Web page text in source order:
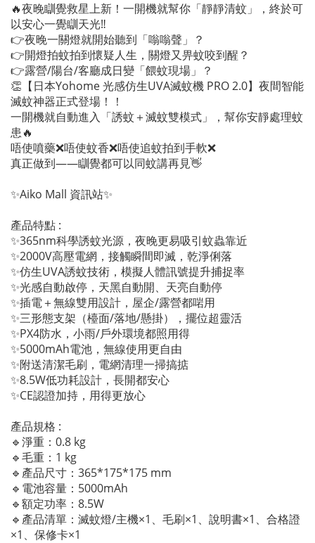
🔥夜晚瞓覺救星上新！一開機就幫你「靜靜清蚊」，終於可
以安心一覺瞓天光‼️
👉夜晚一關燈就開始聽到「嗡嗡聲」？
👉開燈拍蚊拍到懷疑人生，關燈又畀蚊咬到醒？
👉露營/陽台/客廳成日變「餵蚊現場」？
👏【日本Yohome 光感仿生UVA滅蚊機 PRO 2.0】夜間智能
滅蚊神器正式登場！！
一開機就自動進入「誘蚊＋滅蚊雙模式」，幫你安靜處理蚊
患🔥
唔使噴藥❌唔使蚊香❌唔使追蚊拍到手軟❌
真正做到——瞓覺都可以同蚊講再見👋
✨Aiko Mall 資訊站✨
產品特點 :
✨365nm科學誘蚊光源，夜晚更易吸引蚊蟲靠近
✨2000V高壓電網，接觸瞬間即滅，乾淨俐落
✨仿生UVA誘蚊技術，模擬人體訊號提升捕捉率
✨光感自動啟停，天黑自動開、天亮自動停
✨插電＋無線雙用設計，屋企/露營都啱用
✨三形態支架（檯面/落地/懸掛），擺位超靈活
✨PX4防水，小雨/戶外環境都照用得
✨5000mAh電池，無線使用更自由
✨附送清潔毛刷，電網清理一掃搞掂
✨8.5W低功耗設計，長開都安心
✨CE認證加持，用得更放心
產品規格 :
🔹淨重：0.8 kg
🔹毛重：1 kg
🔹產品尺寸：365*175*175 mm
🔹電池容量：5000mAh
🔹額定功率：8.5W
🔹產品清單：滅蚊燈/主機×1、毛刷×1、說明書×1、合格證
×1、保修卡×1